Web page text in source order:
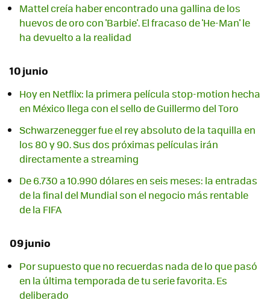
Mattel creía haber encontrado una gallina de los
huevos de oro con 'Barbie'. El fracaso de 'He-Man' le
ha devuelto a la realidad
10 junio
Hoy en Netflix: la primera película stop-motion hecha
en México llega con el sello de Guillermo del Toro
Schwarzenegger fue el rey absoluto de la taquilla en
los 80 y 90. Sus dos próximas películas irán
directamente a streaming
De 6.730 a 10.990 dólares en seis meses: la entradas
de la final del Mundial son el negocio más rentable
de la FIFA
09 junio
Por supuesto que no recuerdas nada de lo que pasó
en la última temporada de tu serie favorita. Es
deliberado